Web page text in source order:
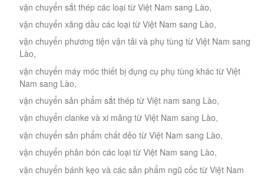
vận chuyển sắt thép các loại từ Việt Nam sang Lào,
vận chuyển xăng dầu các loại từ Việt Nam sang Lào,
vận chuyển phương tiện vận tải và phụ tùng từ Việt Nam sang
Lào,
vận chuyển máy móc thiết bị dụng cụ phụ tùng khác từ Việt
Nam sang Lào,
vận chuyển sản phẩm sắt thép từ Việt nam sang Lào,
vận chuyển clanke và xi măng từ Việt Nam sang Lào,
vận chuyển sản phẩm chất dẻo từ Việt Nam sang Lào,
vận chuyển phân bón các loại từ Việt Nam sang Lào,
vận chuyển bánh kẹo và các sản phẩm ngũ cốc từ Việt Nam